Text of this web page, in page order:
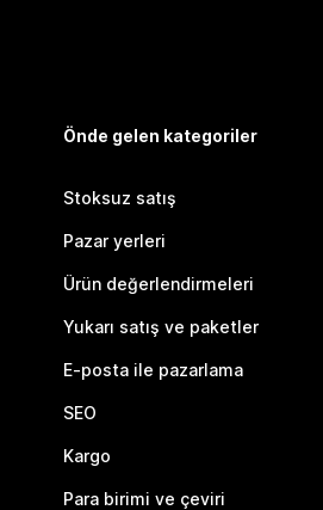
Önde gelen kategoriler
Stoksuz satış
Pazar yerleri
Ürün değerlendirmeleri
Yukarı satış ve paketler
E-posta ile pazarlama
SEO
Kargo
Para birimi ve çeviri